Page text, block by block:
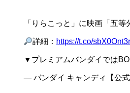
「りらこっと」に映画「五等
詳細： https://t.co/
▼プレミアムバンダイでは
— バンダイ キャンディ【公